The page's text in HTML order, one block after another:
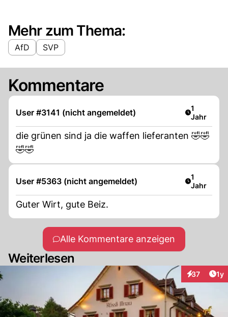
Mehr zum Thema:
AfD SVP
Kommentare
User #3141 (nicht angemeldet) Artikel
1
Jahr
die grünen sind ja die waffen lieferanten 🤣🤣
🤣🤣
User #5363 (nicht angemeldet) Artikel
1
Jahr
Guter Wirt, gute Beiz.
Alle Kommentare anzeigen
Weiterlesen
37 1y